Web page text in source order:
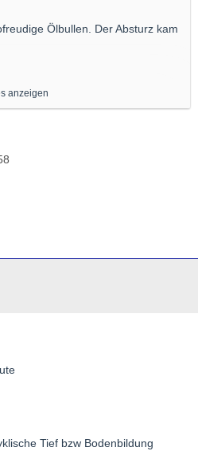
Ölbullen. Der Absturz kam
anzeigen
Tief bzw Bodenbildung